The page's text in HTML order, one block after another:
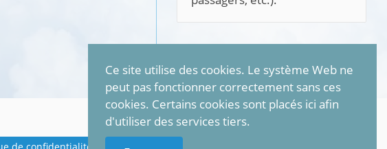
Ce site utilise des cookies. Le système Web ne
peut pas fonctionner correctement sans ces
cookies. Certains cookies sont placés ici afin
d'utiliser des services tiers.